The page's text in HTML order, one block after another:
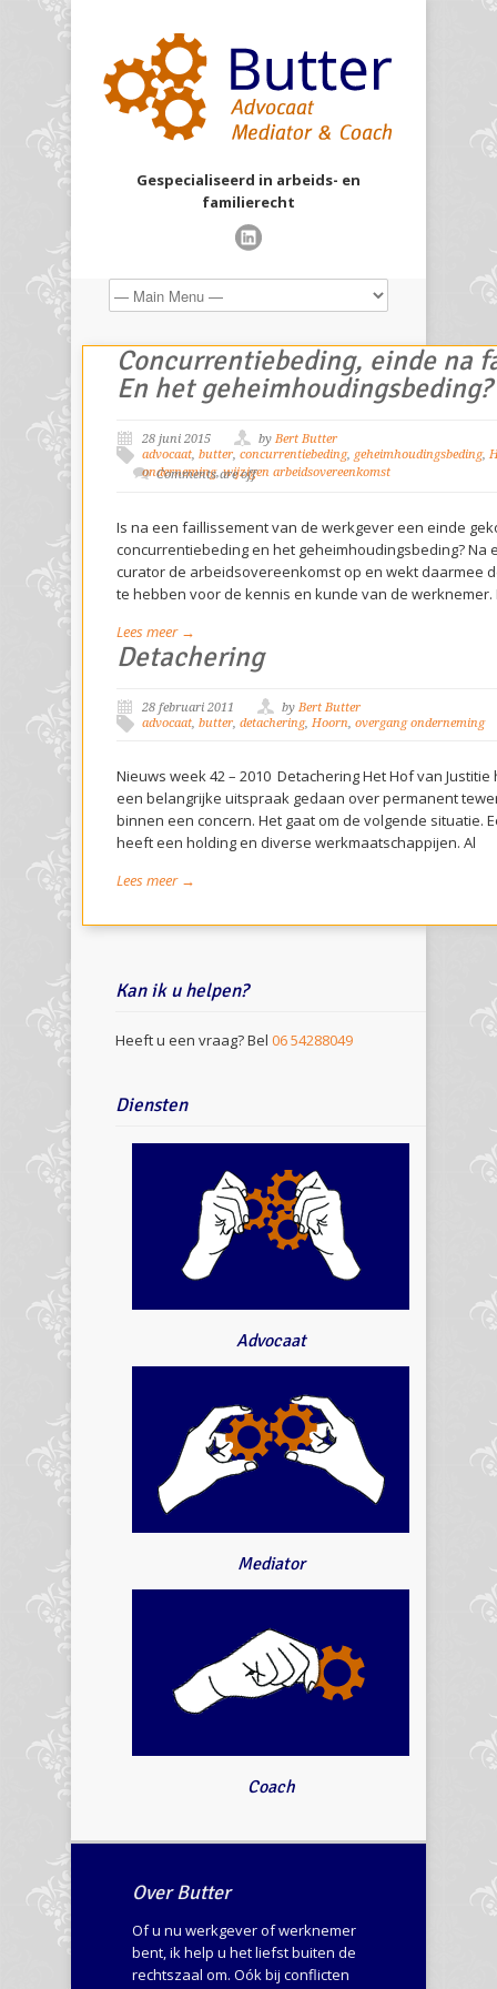
Gespecialiseerd in arbeids- en
familierecht
Concurrentiebeding, einde na
En het geheimhoudingsbeding?
28 juni 2015 by Bert Butter
advocaat, butter, concurrentiebeding, geheimhoudingsbeding,
onderneming,wijzigen arbeidsovereenkomst
Comments are off
Is na een faillissement van de werkgever een einde
concurrentiebeding en het geheimhoudingsbeding? Na
curator de arbeidsovereenkomst op en wekt daarmee
te hebben voor de kennis en kunde van de werknemer.
Lees meer →
Detachering
28 februari 2011 by Bert Butter
advocaat, butter, detachering, Hoorn, overgang onderneming
Nieuws week 42 – 2010 Detachering Het Hof van
een belangrijke uitspraak gedaan over permanent
binnen een concern. Het gaat om de volgende situatie.
heeft een holding en diverse werkmaatschappijen. Al
Lees meer →
Kan ik u helpen?
Heeft u een vraag? Bel 06 54288049
Diensten
Advocaat
Mediator
Coach
Over Butter
Of u nu werkgever of werknemer
bent, ik help u het liefst buiten de
rechtszaal om. Oók bij conflicten